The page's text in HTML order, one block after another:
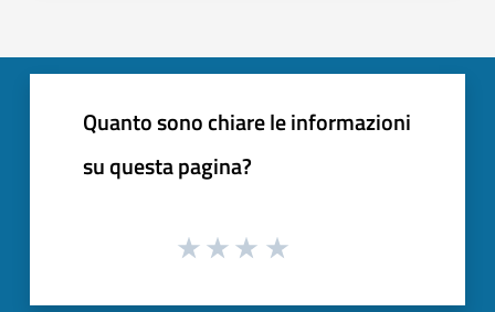
Quanto sono chiare le informazioni
su questa pagina?